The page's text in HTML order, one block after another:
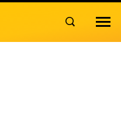
Toggle